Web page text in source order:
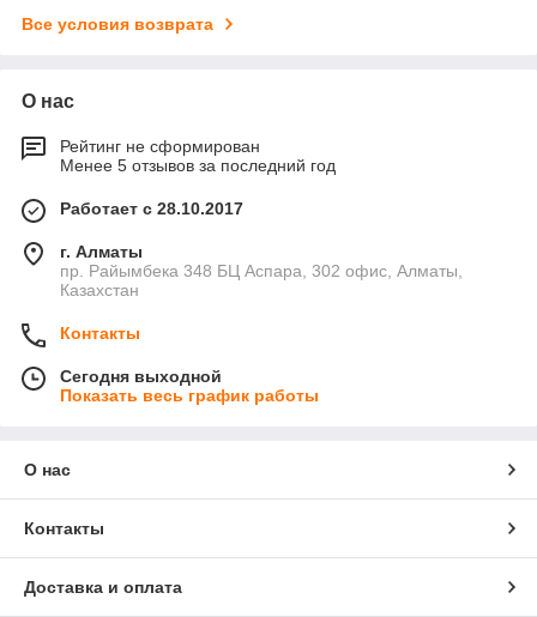
Все условия возврата
О нас
Рейтинг не сформирован
Менее 5 отзывов за последний год
Работает с 28.10.2017
г. Алматы
пр. Райымбека 348 БЦ Аспара, 302 офис, Алматы,
Казахстан
Контакты
Сегодня выходной
Показать весь график работы
О нас
Контакты
Доставка и оплата